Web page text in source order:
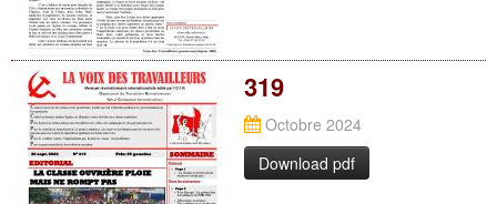
319
Octobre 2024
Download pdf